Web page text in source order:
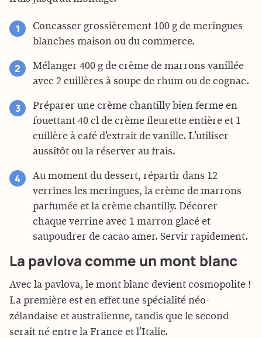
Concasser grossièrement 100 g de meringues
blanches maison ou du commerce.
Mélanger 400 g de crème de marrons vanillée
avec 2 cuillères à soupe de rhum ou de cognac.
Préparer une crème chantilly bien ferme en
fouettant 40 cl de crème fleurette entière et 1
cuillère à café d’extrait de vanille. L’utiliser
aussitôt ou la réserver au frais.
Au moment du dessert, répartir dans 12
verrines les meringues, la crème de marrons
parfumée et la crème chantilly. Décorer
chaque verrine avec 1 marron glacé et
saupoudrer de cacao amer. Servir rapidement.
La pavlova comme un mont blanc
Avec la pavlova, le mont blanc devient cosmopolite !
La première est en effet une spécialité néo-
zélandaise et australienne, tandis que le second
serait né entre la France et l’Italie.